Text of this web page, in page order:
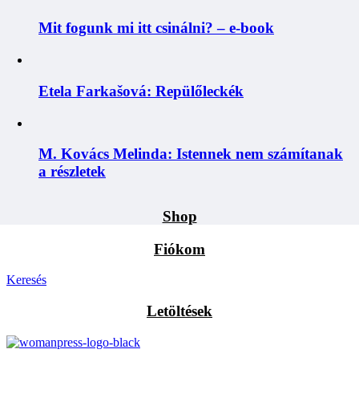
Mit fogunk mi itt csinálni? – e-book
Etela Farkašová: Repülőleckék
M. Kovács Melinda: Istennek nem számítanak
a részletek
Shop
Fiókom
Keresés
Letöltések